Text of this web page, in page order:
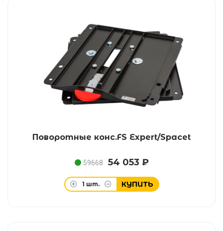
Поворотные конс.FS Expert/Spacet
59668 54 053 ₽
1 шт. КУПИТЬ